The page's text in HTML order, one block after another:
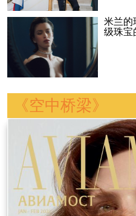
米兰的
级珠宝
《空中桥梁》